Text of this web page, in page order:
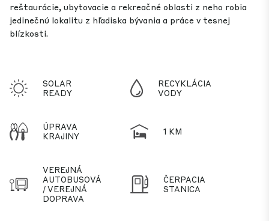
reštaurácie, ubytovacie a rekreačné oblasti z neho robia
jedinečnú lokalitu z hľadiska bývania a práce v tesnej
blízkosti.
SOLAR
READY
RECYKLÁCIA
VODY
ÚPRAVA
KRAJINY
1 KM
VEREJNÁ
AUTOBUSOVÁ
/ VEREJNÁ
DOPRAVA
ČERPACIA
STANICA